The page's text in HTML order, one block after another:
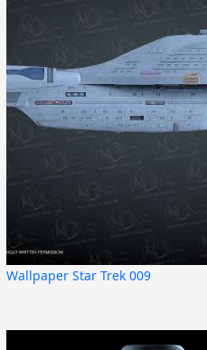
Wallpaper Star Trek 009